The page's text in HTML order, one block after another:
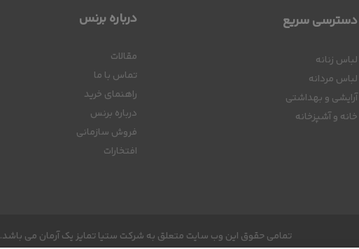
دسترسی سریع
لباس زنانه
لباس مردانه
آرایشی و بهداشتی
خانه و آشپزخانه
درباره برنس
مقالات
تماس با ما
راهنمای خرید
درباره برنس
فروش سازمانی
افتخارات
تمامی حقوق این وب سایت متعلق به شرکت ستیا تمایز یک آرمان می باشد.